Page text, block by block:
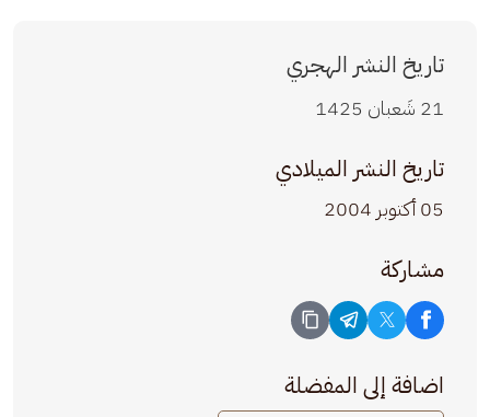
تاريخ النشر الهجري
21 شَعبان 1425
تاريخ النشر الميلادي
05 أكتوبر 2004
مشاركة
اضافة إلى المفضلة